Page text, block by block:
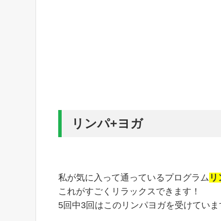
リンパ+ヨガ
私が気に入って通っているプログラム
これがすごくリラックスできます！
5回中3回はこのリンパヨガを受けていま